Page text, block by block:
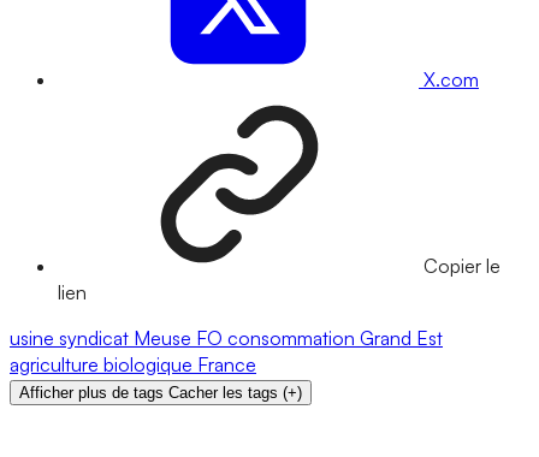
X.com
Copier le
lien
usine syndicat Meuse FO consommation Grand Est
agriculture biologique France
Afficher plus de tags Cacher les tags (+)